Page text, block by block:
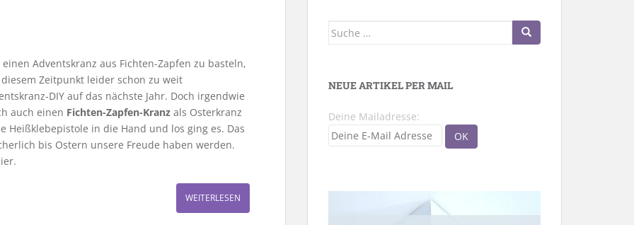
Adventskranz aus Fichten-Zapfen zu basteln,
Zeitpunkt leider schon zu weit
DIY auf das nächste Jahr. Doch irgendwie
auch einen Fichten-Zapfen-Kranz als Osterkranz
Heißklebepistole in die Hand und los ging es. Das
bis Ostern unsere Freude haben werden.
WEITERLESEN
Suche
NEUE ARTIKEL PER MAIL
Deine Mailadresse: